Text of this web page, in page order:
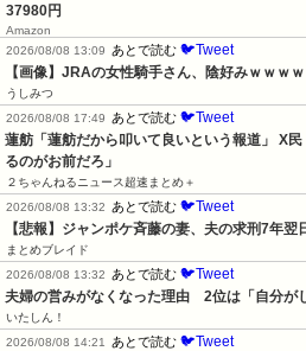
37980円
Amazon
2026/08/08 13:09
あとで読む 🐦Tweet
【画像】JRAの女性騎手さん、陰好みｗｗｗ
うしみつ
2026/08/08 17:49
あとで読む 🐦Tweet
蓮舫「蓮舫だから叩いて良いという報道」 X
るのがお前だろ」
２ちゃんねるニュース超速まとめ＋
2026/08/08 13:32
あとで読む 🐦Tweet
【悲報】ジャンポケ斉藤の妻、夫の求刑7年
まとめブレイド
2026/08/08 13:32
あとで読む 🐦Tweet
夫婦の営みがなくなった理由　2位は「自分
いたしん！
2026/08/08 14:21
あとで読む 🐦Tweet